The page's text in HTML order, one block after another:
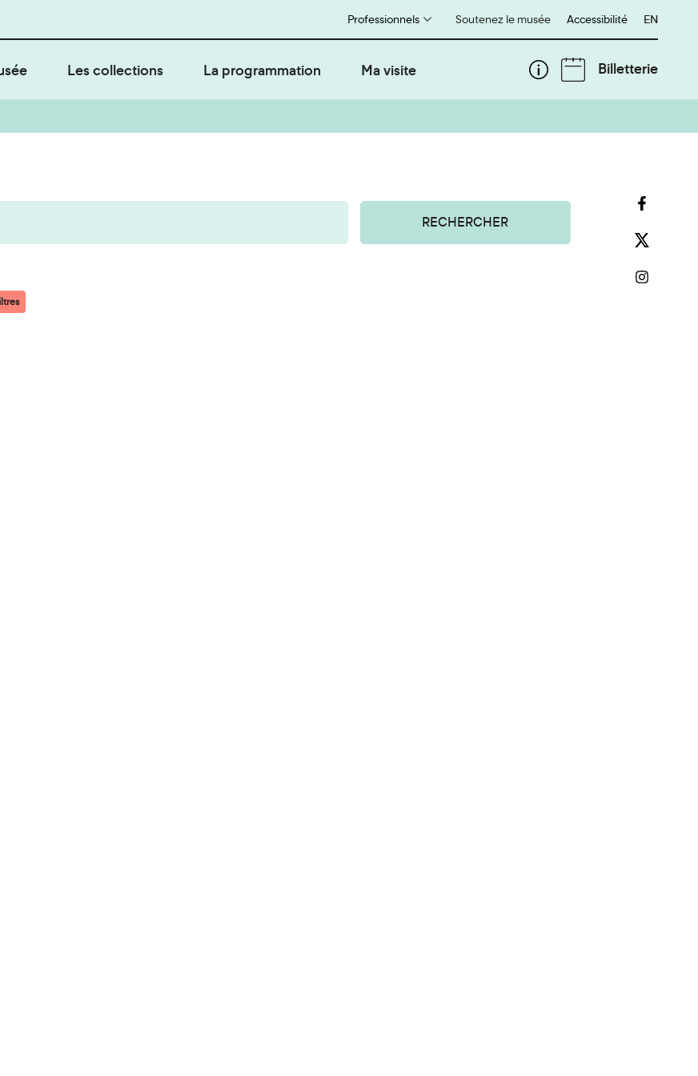
Soutenez le musée
Professionnels Accessibilité English
EN
Les collections La programmation Ma visite Billetterie
RECHERCHER
cookies